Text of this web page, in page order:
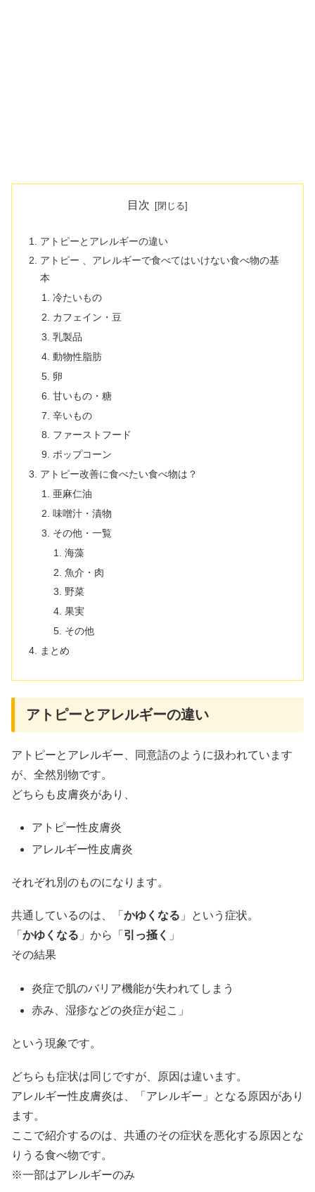
目次
アトピーとアレルギーの違い
アトピー 、アレルギーで食べてはいけない食べ物の基
本
冷たいもの
カフェイン・豆
乳製品
動物性脂肪
卵
甘いもの・糖
辛いもの
ファーストフード
ポップコーン
アトピー改善に食べたい食べ物は？
亜麻仁油
味噌汁・漬物
その他・一覧
海藻
魚介・肉
野菜
果実
その他
まとめ
アトピーとアレルギーの違い
アトピーとアレルギー、同意語のように扱われています
が、全然別物です。
どちらも皮膚炎があり、
アトピー性皮膚炎
アレルギー性皮膚炎
それぞれ別のものになります。
共通しているのは、「 かゆくなる 」という症状。
「 かゆくなる 」から「 引っ掻く
」
その結果
炎症で肌のバリア機能が失われてしまう
赤み、湿疹などの炎症が起こ」
という現象です。
どちらも症状は同じですが、原因は違います。
アレルギー性皮膚炎は、「アレルギー」となる原因があり
ます。
ここで紹介するのは、共通のその症状を悪化する原因とな
りうる食べ物です。
※一部はアレルギーのみ